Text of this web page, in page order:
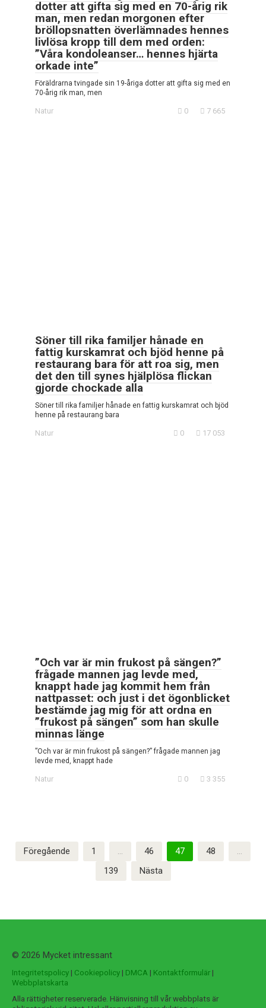
dotter att gifta sig med en 70-årig rik
man, men redan morgonen efter
bröllopsnatten överlämnades hennes
livlösa kropp till dem med orden:
”Våra kondoleanser… hennes hjärta
orkade inte”
Föräldrarna tvingade sin 19-åriga dotter att gifta sig med en
70-årig rik man, men
Natur 0 7 665
Söner till rika familjer hånade en
fattig kurskamrat och bjöd henne på
restaurang bara för att roa sig, men
det den till synes hjälplösa flickan
gjorde chockade alla
Söner till rika familjer hånade en fattig kurskamrat och bjöd
henne på restaurang bara
Natur 0 17 053
”Och var är min frukost på sängen?”
frågade mannen jag levde med,
knappt hade jag kommit hem från
nattpasset: och just i det ögonblicket
bestämde jag mig för att ordna en
”frukost på sängen” som han skulle
minnas länge
”Och var är min frukost på sängen?” frågade mannen jag
levde med, knappt hade
Natur 0 3 355
Sidnumrering
för
Föregående 1 … 46 47 48
…
139
Nästa
© 2026 Mycket intressant
Integritetspolicy| Cookiepolicy| DMCA | Kontaktformulär|
Webbplatskarta
Alla rättigheter reserverade. Hänvisning till vår webbplats är